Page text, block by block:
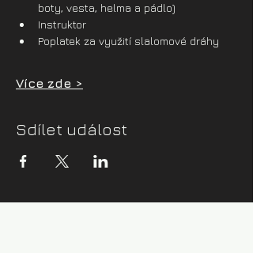
boty, vesta, helma a pádlo)
Instruktor
Poplatek za využití slalomové dráhy
Více zde >
Sdílet událost